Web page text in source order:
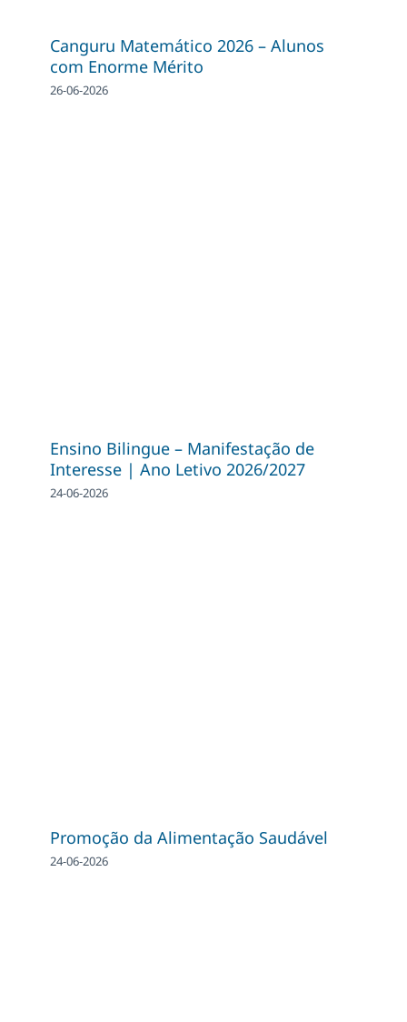
Canguru Matemático 2026 – Alunos
com Enorme Mérito
26-06-2026
Ensino Bilingue – Manifestação de
Interesse | Ano Letivo 2026/2027
24-06-2026
Promoção da Alimentação Saudável
24-06-2026